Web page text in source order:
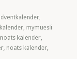
,
, mymuesli
kalender,
, noats kalender,